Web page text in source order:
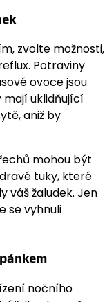
zvolte možnosti,
Potraviny
ovoce jsou
uklidňující
aniž by
mohou být
tuky, které
váš žaludek. Jen
se vyhnuli
nočního